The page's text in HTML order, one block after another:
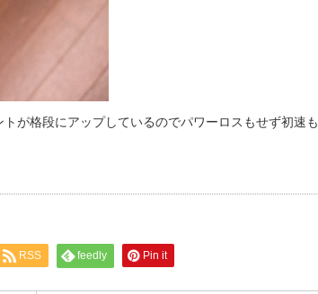
が格段にアップしているのでパワーロスもせず初速も
RSS feedly Pin it